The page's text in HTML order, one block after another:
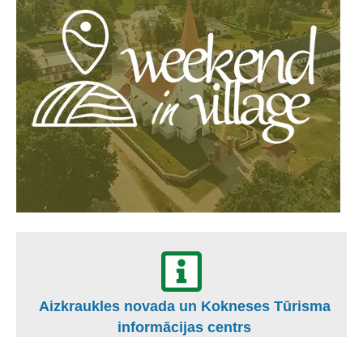
Aizkraukles novada un Kokneses Tūrisma
informācijas centrs